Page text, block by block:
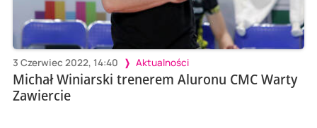
3 Czerwiec 2022, 14:40 Aktualności
Michał Winiarski trenerem Aluronu CMC Warty
Zawiercie